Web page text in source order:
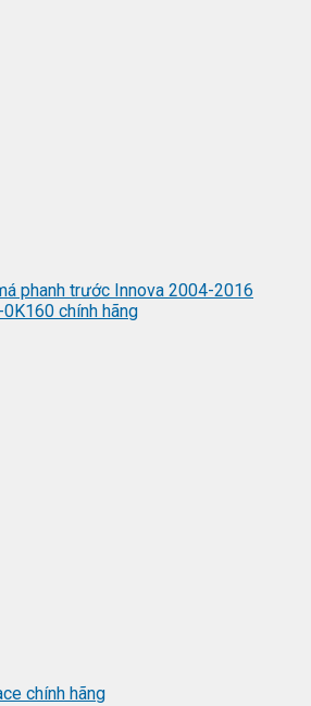
phanh trước Innova 2004-2016
chính hãng
chính hãng